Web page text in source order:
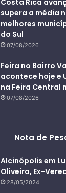
Costa Rica
supera a média
melhores
do Sul
07/08/2026
Feira no Bairro
acontece hoje e
na Feira Central
07/08/2026
Nota de
Alcinópolis em
Oliveira, Ex-
28/05/2024